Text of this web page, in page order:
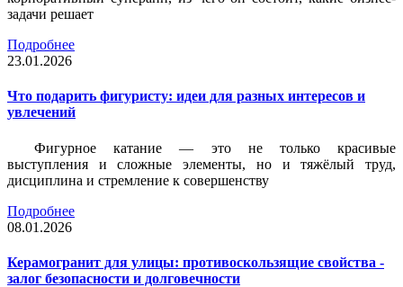
задачи решает
Подробнее
23.01.2026
Что подарить фигуристу: идеи для разных интересов и
увлечений
Фигурное катание — это не только красивые
выступления и сложные элементы, но и тяжёлый труд,
дисциплина и стремление к совершенству
Подробнее
08.01.2026
Керамогранит для улицы: противоскользящие свойства -
залог безопасности и долговечности